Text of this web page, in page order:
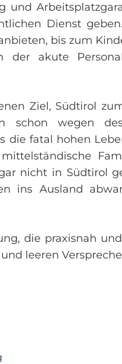
und
Dienst
bis zum
der akute
Ziel, Südtirol
schon wegen
die fatal hohen
nicht in Südtirol
ins Ausland
die praxisnah
leeren